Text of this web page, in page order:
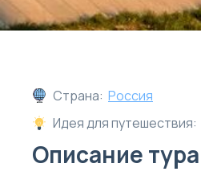
Страна: Россия
Идея для путешествия:
Описание тура